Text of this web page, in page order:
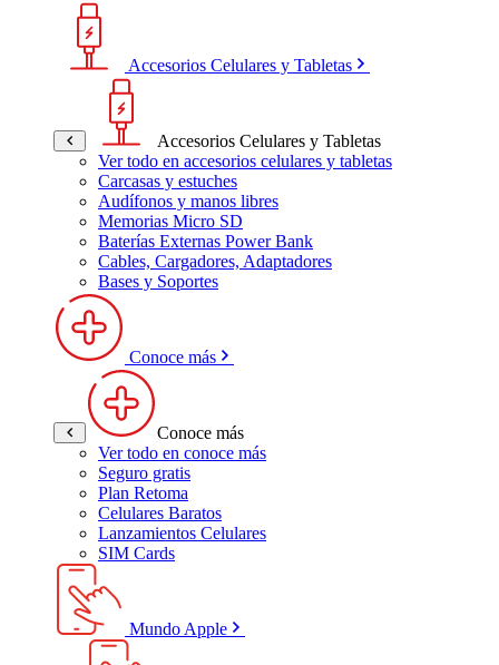
Accesorios Celulares y Tabletas
Accesorios Celulares y Tabletas
Ver todo en accesorios celulares y tabletas
Carcasas y estuches
Audífonos y manos libres
Memorias Micro SD
Baterías Externas Power Bank
Cables, Cargadores, Adaptadores
Bases y Soportes
Conoce más
Conoce más
Ver todo en conoce más
Seguro gratis
Plan Retoma
Celulares Baratos
Lanzamientos Celulares
SIM Cards
Mundo Apple